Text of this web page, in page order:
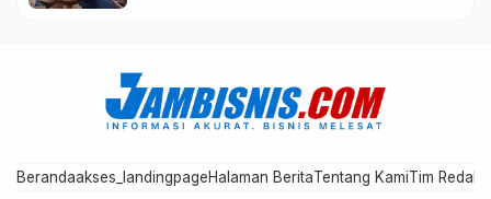
Berandaakses_landingpageHalaman BeritaTentang KamiTim Redaksi